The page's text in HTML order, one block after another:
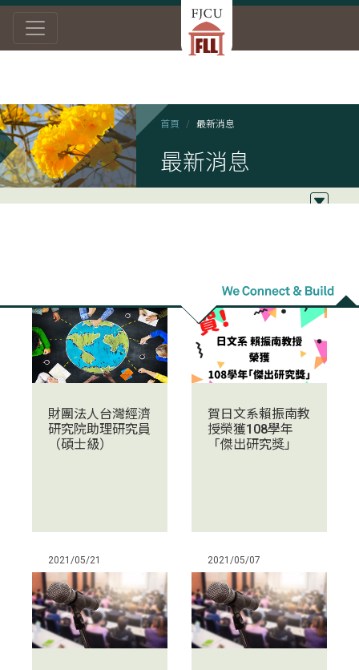
首頁 最新消息
最新消息
財團法人台灣經濟
研究院助理研究員
（碩士級）
2021/04/12
賀日文系賴振南教
授榮獲108學年
「傑出研究獎」
2021/05/21 2021/05/07